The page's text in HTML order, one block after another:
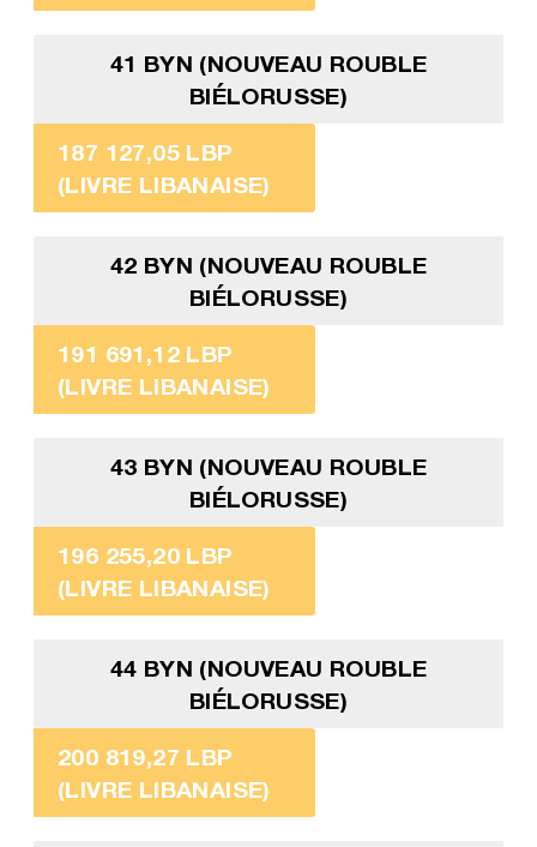
41 BYN (NOUVEAU ROUBLE
BIÉLORUSSE)
187 127,05 LBP
(LIVRE LIBANAISE)
42 BYN (NOUVEAU ROUBLE
BIÉLORUSSE)
191 691,12 LBP
(LIVRE LIBANAISE)
43 BYN (NOUVEAU ROUBLE
BIÉLORUSSE)
196 255,20 LBP
(LIVRE LIBANAISE)
44 BYN (NOUVEAU ROUBLE
BIÉLORUSSE)
200 819,27 LBP
(LIVRE LIBANAISE)